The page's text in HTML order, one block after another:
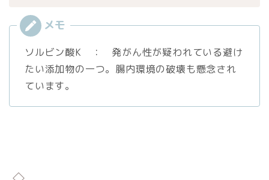
ソルビン酸K ： 発がん性が疑われている避け
たい添加物の一つ。腸内環境の破壊も懸念され
ています。